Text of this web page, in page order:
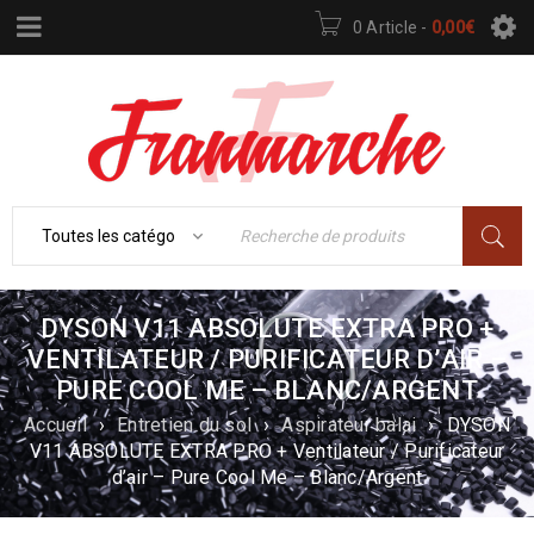
0 Article - 0,00€
DYSON V11 ABSOLUTE EXTRA PRO +
VENTILATEUR / PURIFICATEUR D’AIR –
PURE COOL ME – BLANC/ARGENT
Accueil › Entretien du sol › Aspirateur balai › DYSON
V11 ABSOLUTE EXTRA PRO + Ventilateur / Purificateur
d’air – Pure Cool Me – Blanc/Argent